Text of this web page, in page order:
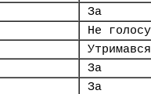
За
Не
Утримався
За
За